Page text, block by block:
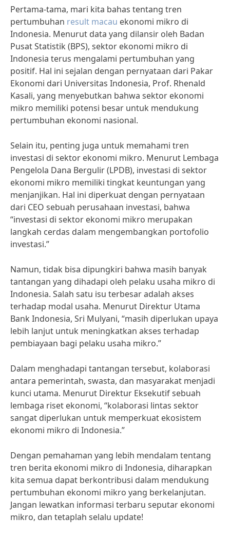
Pertama-tama, mari kita bahas tentang tren
pertumbuhan result macau ekonomi mikro di
Indonesia. Menurut data yang dilansir oleh Badan
Pusat Statistik (BPS), sektor ekonomi mikro di
Indonesia terus mengalami pertumbuhan yang
positif. Hal ini sejalan dengan pernyataan dari Pakar
Ekonomi dari Universitas Indonesia, Prof. Rhenald
Kasali, yang menyebutkan bahwa sektor ekonomi
mikro memiliki potensi besar untuk mendukung
pertumbuhan ekonomi nasional.
Selain itu, penting juga untuk memahami tren
investasi di sektor ekonomi mikro. Menurut Lembaga
Pengelola Dana Bergulir (LPDB), investasi di sektor
ekonomi mikro memiliki tingkat keuntungan yang
menjanjikan. Hal ini diperkuat dengan pernyataan
dari CEO sebuah perusahaan investasi, bahwa
“investasi di sektor ekonomi mikro merupakan
langkah cerdas dalam mengembangkan portofolio
investasi.”
Namun, tidak bisa dipungkiri bahwa masih banyak
tantangan yang dihadapi oleh pelaku usaha mikro di
Indonesia. Salah satu isu terbesar adalah akses
terhadap modal usaha. Menurut Direktur Utama
Bank Indonesia, Sri Mulyani, “masih diperlukan upaya
lebih lanjut untuk meningkatkan akses terhadap
pembiayaan bagi pelaku usaha mikro.”
Dalam menghadapi tantangan tersebut, kolaborasi
antara pemerintah, swasta, dan masyarakat menjadi
kunci utama. Menurut Direktur Eksekutif sebuah
lembaga riset ekonomi, “kolaborasi lintas sektor
sangat diperlukan untuk memperkuat ekosistem
ekonomi mikro di Indonesia.”
Dengan pemahaman yang lebih mendalam tentang
tren berita ekonomi mikro di Indonesia, diharapkan
kita semua dapat berkontribusi dalam mendukung
pertumbuhan ekonomi mikro yang berkelanjutan.
Jangan lewatkan informasi terbaru seputar ekonomi
mikro, dan tetaplah selalu update!